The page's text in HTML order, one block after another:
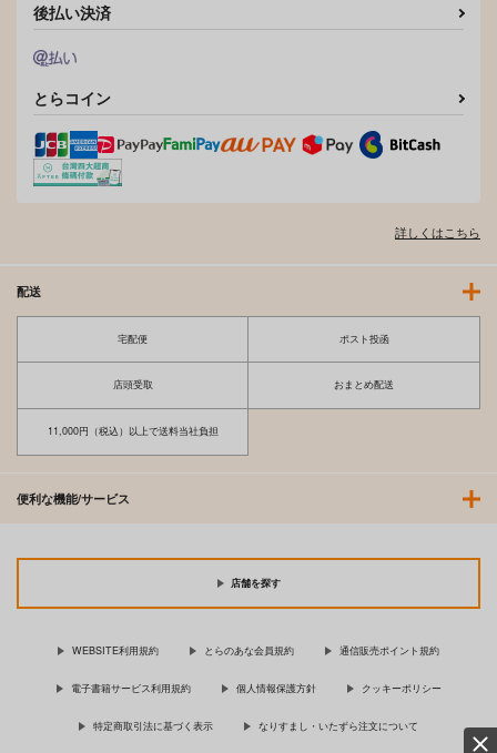
後払い決済
とらコイン
詳しくはこちら
配送
宅配便 ポスト投函
店頭受取 おまとめ配送
11,000円（税込）以上で送料当社負担
便利な機能/サービス
店舗を探す
WEBSITE利用規約 とらのあな会員規約 通信販売ポイント規約
電子書籍サービス利用規約 個人情報保護方針 クッキーポリシー
特定商取引法に基づく表示 なりすまし・いたずら注文について